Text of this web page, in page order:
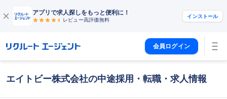
アプリで求人探しをもっと便利に！
レビュー高評価無料
インストール
会員ログイン
エイトビー株式会社の中途採用・転職・求人情報